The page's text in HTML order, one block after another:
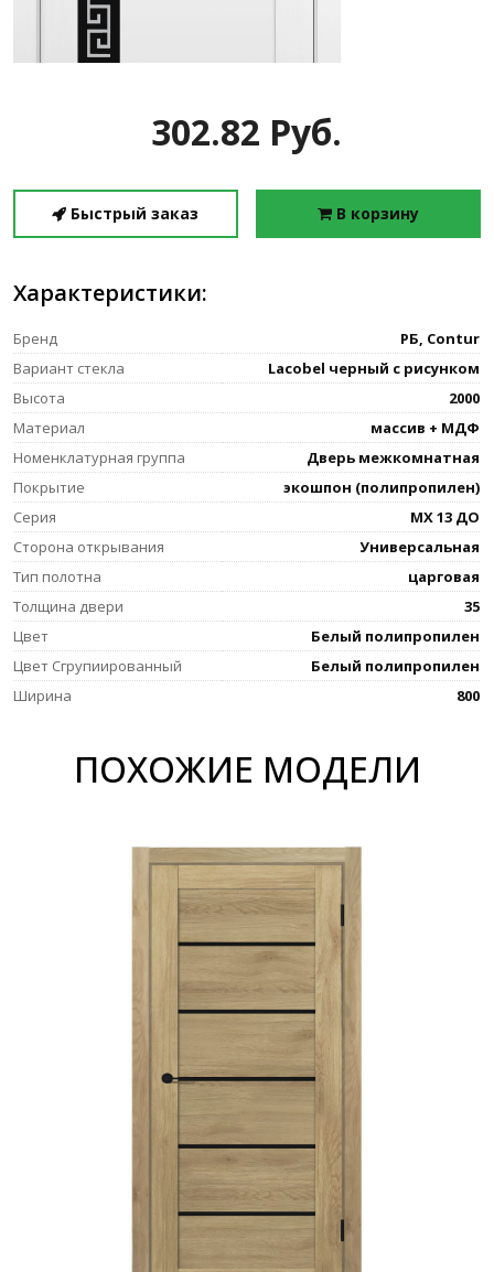
302.82 Руб.
Быстрый заказ В корзину
Характеристики:
Бренд
РБ, Contur
Вариант стекла
Lacobel черный с рисунком
Высота
2000
Материал
массив + МДФ
Номенклатурная группа
Дверь межкомнатная
Покрытие
экошпон (полипропилен)
Серия
MX 13 ДО
Сторона открывания
Универсальная
Тип полотна
царговая
Толщина двери
35
Цвет
Белый полипропилен
Цвет Сгрупиированный
Белый полипропилен
Ширина
800
ПОХОЖИЕ МОДЕЛИ